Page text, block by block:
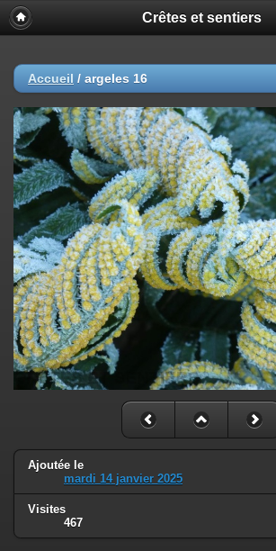
Crêtes et sentiers
Accueil / argeles 16
Ajoutée le
mardi 14 janvier 2025
Visites
467